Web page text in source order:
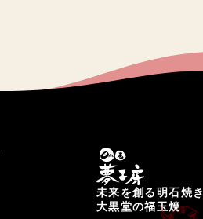
未来を創る明石焼き
大黒堂の福玉焼